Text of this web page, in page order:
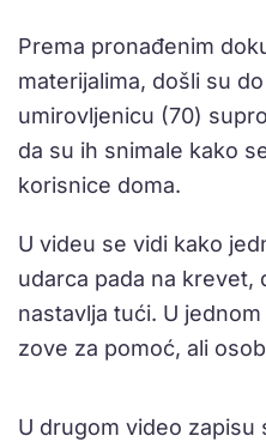
Prema pronađenim
materijalima, došli su
umirovljenicu (70)
da su ih snimale kako
korisnice doma.
U videu se vidi kako
udarca pada na krevet,
nastavlja tući. U
zove za pomoć, ali
U drugom video zapisu